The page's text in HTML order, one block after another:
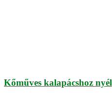
Kőműves kalapácshoz nyél